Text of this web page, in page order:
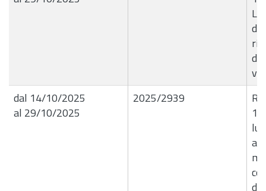
dal 14/10/2025
al 29/10/2025
2025/2939